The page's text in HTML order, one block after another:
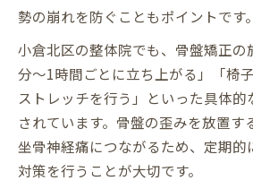
勢の崩れを防ぐこともポイントです。
小倉北区の整体院でも、骨盤矯正の
分〜1時間ごとに立ち上がる」「椅
ストレッチを行う」といった具体
されています。骨盤の歪みを放置す
坐骨神経痛につながるため、定期的
対策を行うことが大切です。